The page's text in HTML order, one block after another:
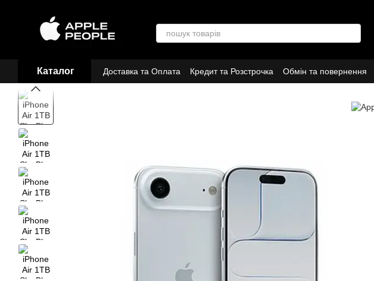
Каталог Доставка та Оплата Кредит та Розстрочка Обмін та повернення
Договір публічної оферти
Партнери Про нас